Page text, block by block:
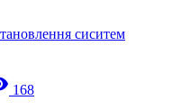
сиситем
168